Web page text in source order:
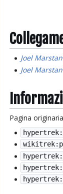
Joel Marstan
Joel Marstan
Pagina